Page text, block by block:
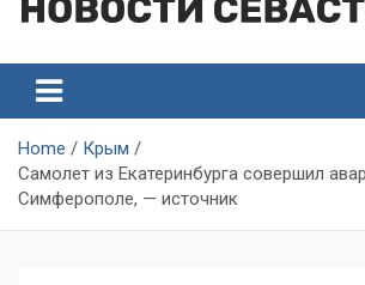
Севастополя
Севастополя
Home
Крым
Самолет из Екатеринбурга совершил
Симферополе, — источник